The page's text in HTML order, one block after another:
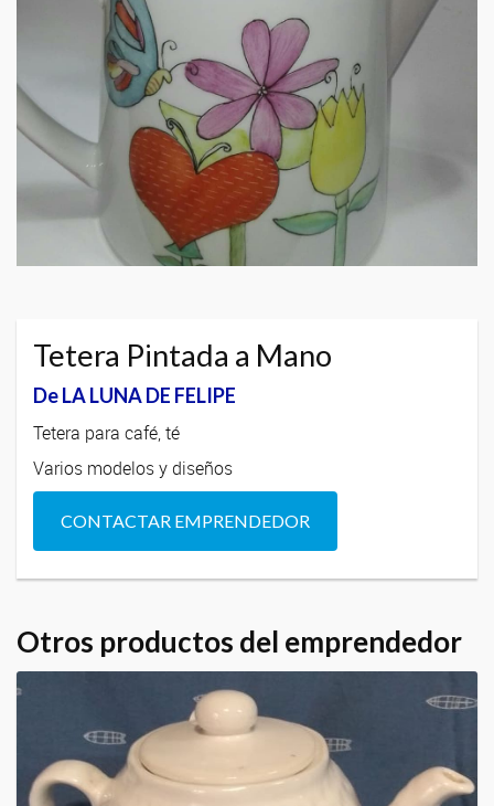
Tetera Pintada a Mano
De LA LUNA DE FELIPE
Tetera para café, té
Varios modelos y diseños
CONTACTAR EMPRENDEDOR
Otros productos del emprendedor